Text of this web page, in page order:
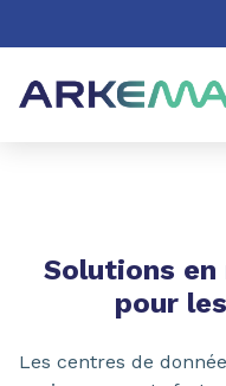
Aller à la recherche
Solutions en
pour les
Les centres de